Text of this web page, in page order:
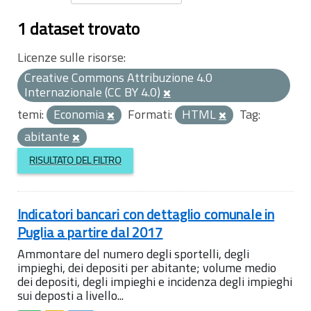
1 dataset trovato
Licenze sulle risorse:
Creative Commons Attribuzione 4.0
Internazionale (CC BY 4.0)
temi: Economia Formati: HTML
Tag:
abitante
RISULTATO DEL FILTRO
Indicatori bancari con dettaglio comunale in
Puglia a partire dal 2017
Ammontare del numero degli sportelli, degli
impieghi, dei depositi per abitante; volume medio
dei depositi, degli impieghi e incidenza degli impieghi
sui deposti a livello...